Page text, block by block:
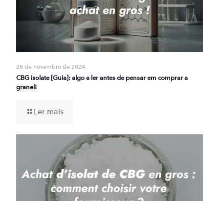
28 de novembro de 2024
CBG isolate [Guia]: algo a ler antes de pensar em comprar a
granel!
Ler mais